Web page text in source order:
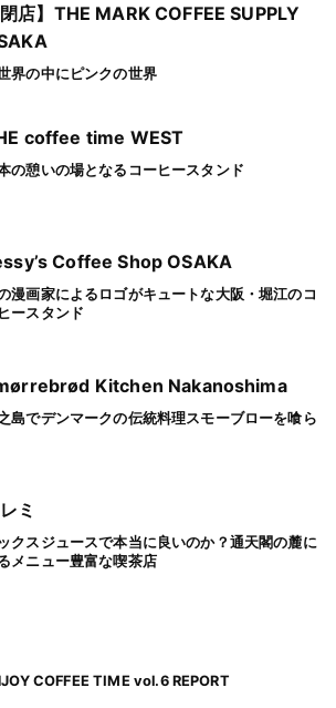
閉店】THE MARK COFFEE SUPPLY
界の中にピンクの世界
coffee time WEST
の憩いの場となるコーヒースタンド
Coffee Shop OSAKA
漫画家によるロゴがキュートな大阪・堀江のコ
ースタンド
Kitchen Nakanoshima
島でデンマークの伝統料理スモーブローを喰ら
ミ
クスジュースで本当に良いのか？通天閣の麓に
メニュー豊富な喫茶店
COFFEE TIME vol.6 REPORT